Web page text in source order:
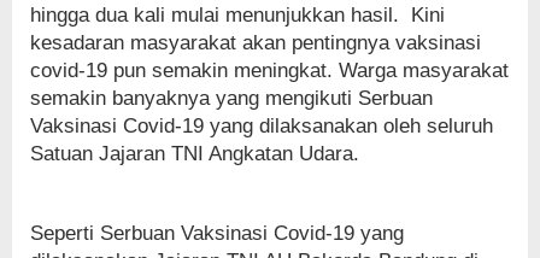
hingga dua kali mulai menunjukkan hasil. Kini
kesadaran masyarakat akan pentingnya vaksinasi
covid-19 pun semakin meningkat. Warga masyarakat
semakin banyaknya yang mengikuti Serbuan
Vaksinasi Covid-19 yang dilaksanakan oleh seluruh
Satuan Jajaran TNI Angkatan Udara.
Seperti Serbuan Vaksinasi Covid-19 yang